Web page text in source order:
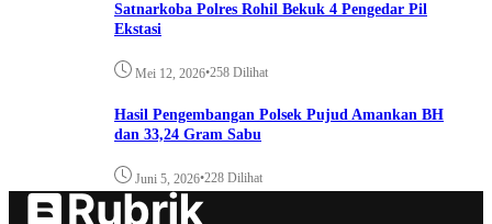
Satnarkoba Polres Rohil Bekuk 4 Pengedar Pil
Ekstasi
Mei 12, 2026•258 Dilihat
Hasil Pengembangan Polsek Pujud Amankan BH
dan 33,24 Gram Sabu
Juni 5, 2026•228 Dilihat